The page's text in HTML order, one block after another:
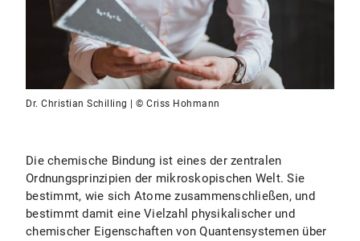
Dr. Christian Schilling | © Criss Hohmann
Die chemische Bindung ist eines der zentralen
Ordnungsprinzipien der mikroskopischen Welt. Sie
bestimmt, wie sich Atome zusammenschließen, und
bestimmt damit eine Vielzahl physikalischer und
chemischer Eigenschaften von Quantensystemen über